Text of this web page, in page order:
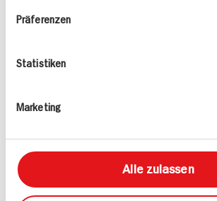
Präferenzen
Statistiken
Marketing
Alle zulassen
Filetstreifen
547 kcal p. Portion
Vegan
Mittel